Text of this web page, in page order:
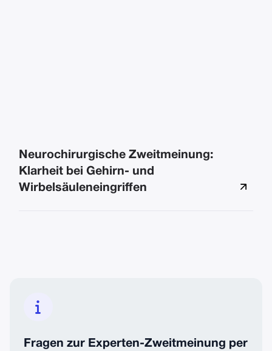
Neurochirurgische Zweitmeinung:
Klarheit bei Gehirn- und
Wirbelsäuleneingriffen

Fragen zur Experten-Zweitmeinung per